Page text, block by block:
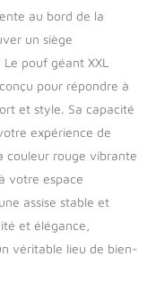
au bord de la
un siège
pouf géant XXL
pour répondre à
et style. Sa capacité
expérience de
couleur rouge vibrante
votre espace
assise stable et
et élégance,
véritable lieu de bien-